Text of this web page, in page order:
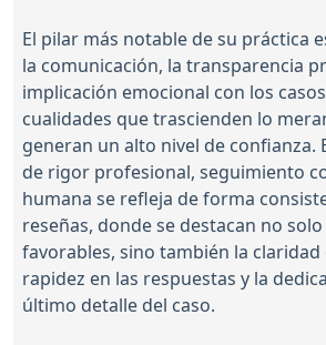
El pilar más notable de su práctica
la comunicación, la transparencia
implicación emocional con los
cualidades que trascienden lo
generan un alto nivel de confianza.
de rigor profesional, seguimiento
humana se refleja de forma
reseñas, donde se destacan no
favorables, sino también la claridad
rapidez en las respuestas y la
último detalle del caso.